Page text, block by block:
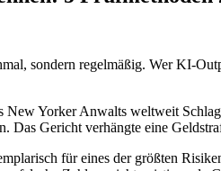
sondern regelmäßig. Wer KI-
New Yorker Anwalts weltweit
Das Gericht verhängte eine
für eines der größten